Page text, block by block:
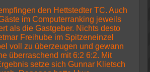
den Hettstedter TC. Auch
im Computerranking jeweils
als die Gastgeber. Nichts desto
Freihube im Spitzeneinzel
voll zu überzeugen und gewann
überraschend mit 6:2 6:2. Mit
setze sich Gunnar Klietsch